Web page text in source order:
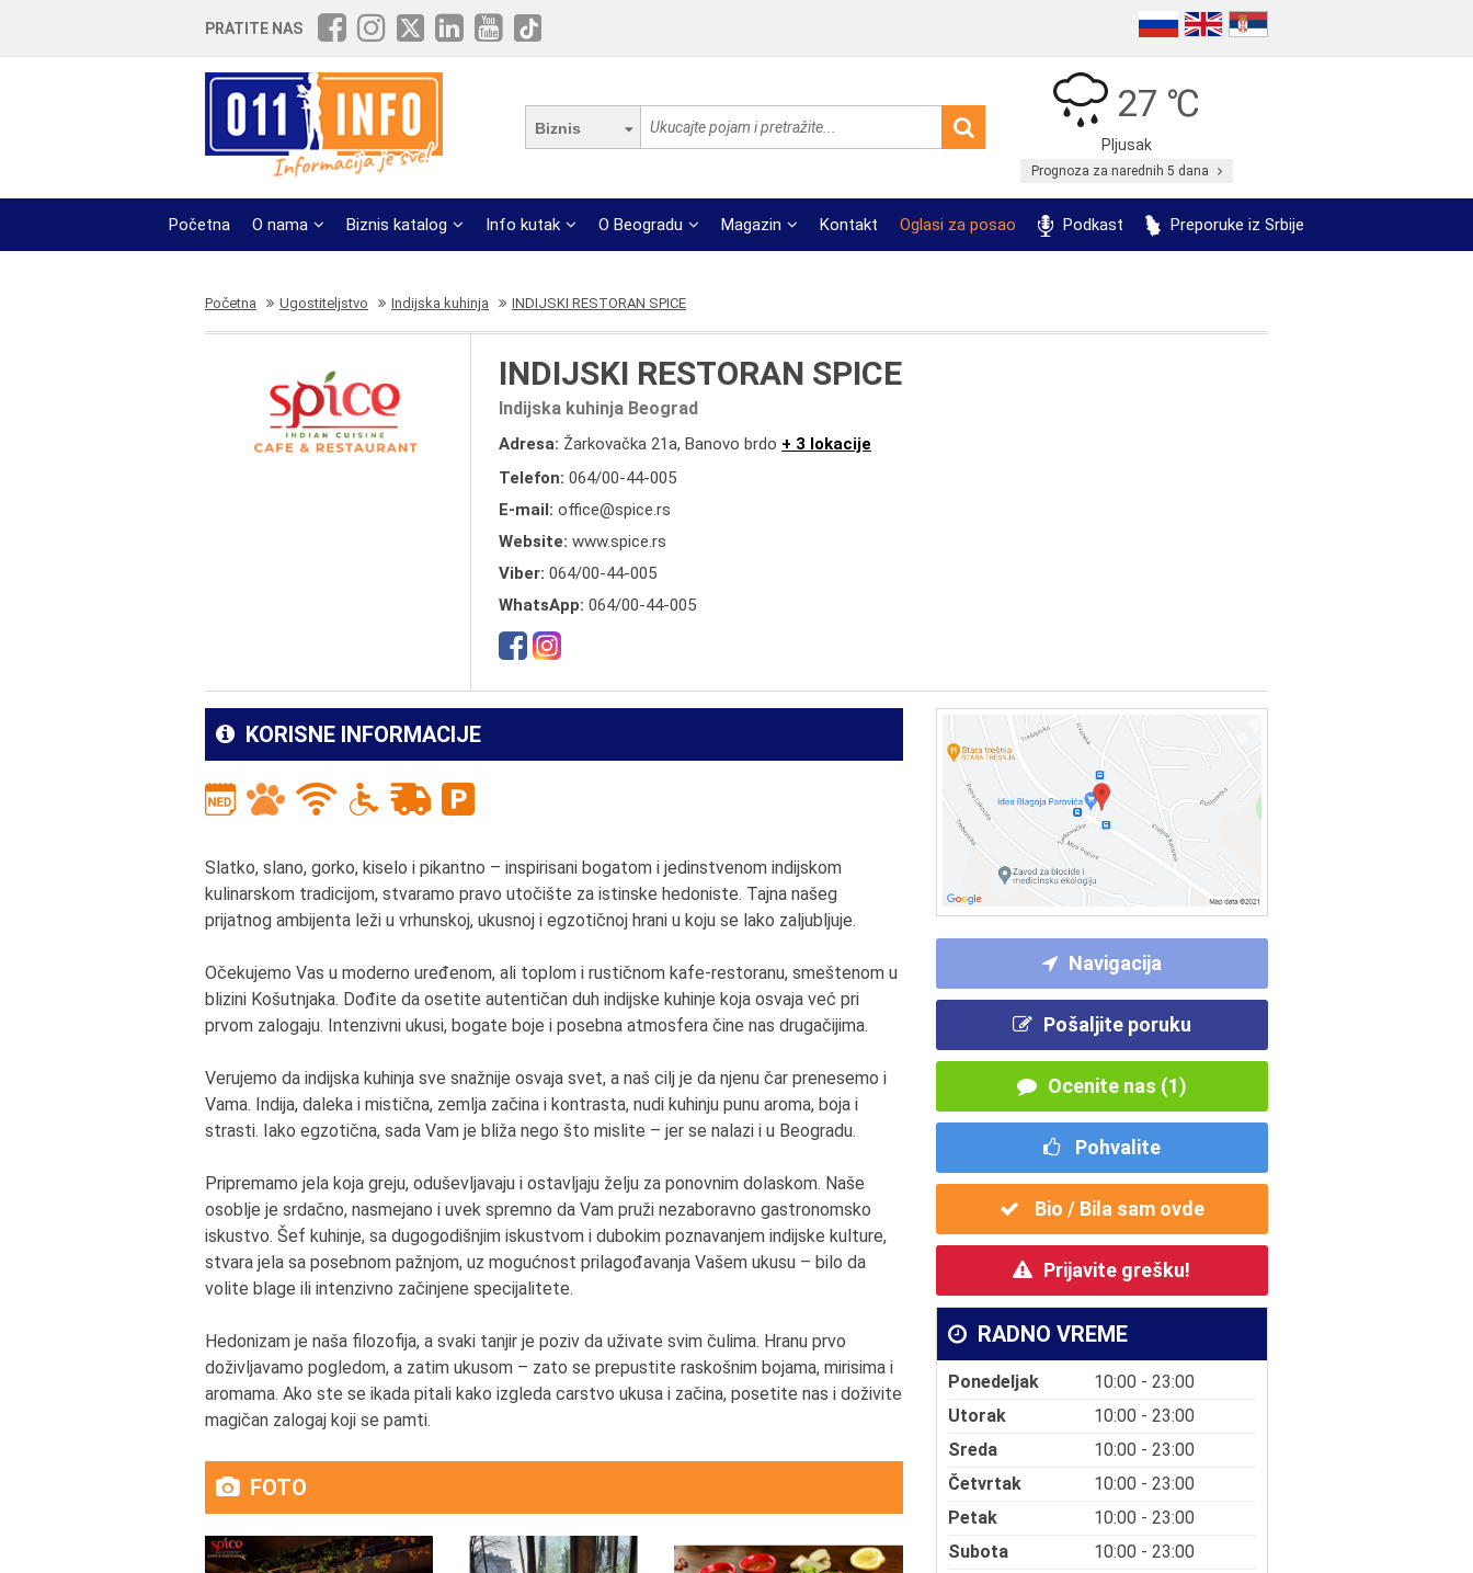
PRATITE NAS
Biznis
27 ℃
Pljusak
Prognoza za narednih 5 dana
Početna O nama Biznis katalog Info kutak O Beogradu Magazin Kontakt Oglasi za posao Podkast Preporuke iz Srbije
Početna Ugostiteljstvo Indijska kuhinja INDIJSKI RESTORAN SPICE
INDIJSKI RESTORAN SPICE
Indijska kuhinja Beograd
Adresa: Žarkovačka 21a, Banovo brdo + 3 lokacije
Telefon: 064/00-44-005
E-mail: office@spice.rs
Website: www.spice.rs
Viber: 064/00-44-005
WhatsApp: 064/00-44-005
Navigacija
Pošaljite poruku
Ocenite nas (1)
Pohvalite
Bio / Bila sam ovde
Prijavite grešku!
RADNO VREME
Ponedeljak
10:00 - 23:00
Utorak
10:00 - 23:00
Sreda
10:00 - 23:00
Četvrtak
10:00 - 23:00
Petak
10:00 - 23:00
Subota
10:00 - 23:00
KORISNE INFORMACIJE
Slatko, slano, gorko, kiselo i pikantno – inspirisani bogatom i jedinstvenom indijskom
kulinarskom tradicijom, stvaramo pravo utočište za istinske hedoniste. Tajna našeg
prijatnog ambijenta leži u vrhunskoj, ukusnoj i egzotičnoj hrani u koju se lako zaljubljuje.
Očekujemo Vas u moderno uređenom, ali toplom i rustičnom kafe-restoranu, smeštenom u
blizini Košutnjaka. Dođite da osetite autentičan duh indijske kuhinje koja osvaja već pri
prvom zalogaju. Intenzivni ukusi, bogate boje i posebna atmosfera čine nas drugačijima.
Verujemo da indijska kuhinja sve snažnije osvaja svet, a naš cilj je da njenu čar prenesemo i
Vama. Indija, daleka i mistična, zemlja začina i kontrasta, nudi kuhinju punu aroma, boja i
strasti. Iako egzotična, sada Vam je bliža nego što mislite – jer se nalazi i u Beogradu.
Pripremamo jela koja greju, oduševljavaju i ostavljaju želju za ponovnim dolaskom. Naše
osoblje je srdačno, nasmejano i uvek spremno da Vam pruži nezaboravno gastronomsko
iskustvo. Šef kuhinje, sa dugogodišnjim iskustvom i dubokim poznavanjem indijske kulture,
stvara jela sa posebnom pažnjom, uz mogućnost prilagođavanja Vašem ukusu – bilo da
volite blage ili intenzivno začinjene specijalitete.
Hedonizam je naša filozofija, a svaki tanjir je poziv da uživate svim čulima. Hranu prvo
doživljavamo pogledom, a zatim ukusom – zato se prepustite raskošnim bojama, mirisima i
aromama. Ako ste se ikada pitali kako izgleda carstvo ukusa i začina, posetite nas i doživite
magičan zalogaj koji se pamti.
FOTO